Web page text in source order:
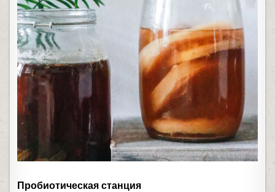
Пробиотическая станция